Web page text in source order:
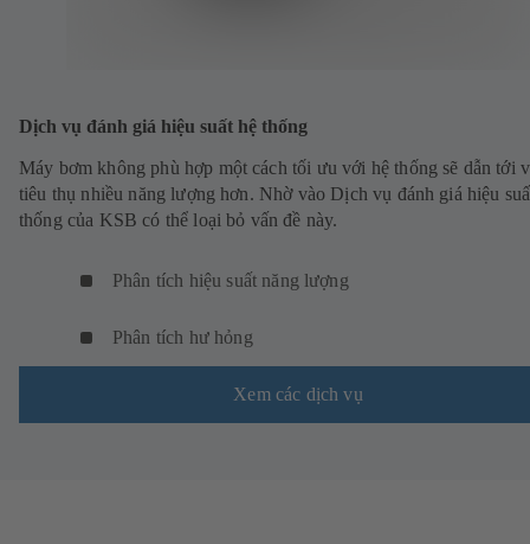
Dịch vụ đánh giá hiệu suất hệ thống
Máy bơm không phù hợp một cách tối ưu với hệ thống sẽ dẫn tới
tiêu thụ nhiều năng lượng hơn. Nhờ vào Dịch vụ đánh giá hiệu
thống của KSB có thể loại bỏ vấn đề này.
Phân tích hiệu suất năng lượng
Phân tích hư hỏng
Xem các dịch vụ